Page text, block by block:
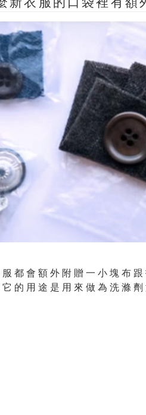
都會額外附贈一小塊布
的用途是用來做為洗滌